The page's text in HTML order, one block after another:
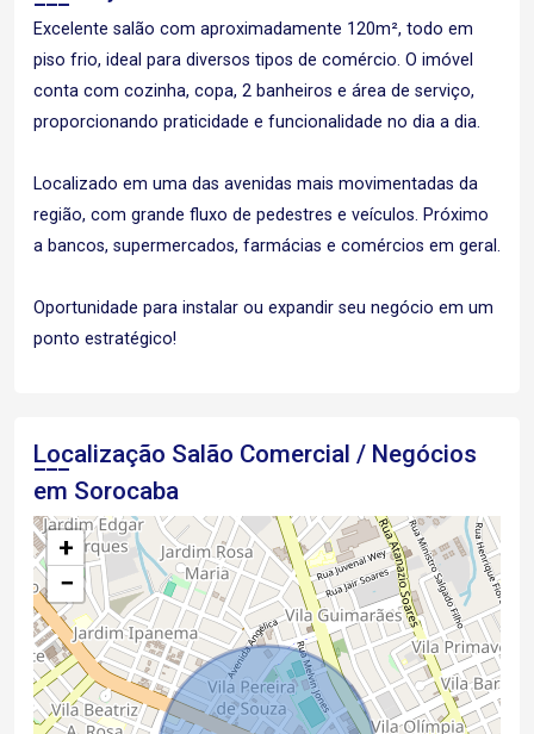
Excelente salão com aproximadamente 120m², todo em
piso frio, ideal para diversos tipos de comércio. O imóvel
conta com cozinha, copa, 2 banheiros e área de serviço,
proporcionando praticidade e funcionalidade no dia a dia.
Localizado em uma das avenidas mais movimentadas da
região, com grande fluxo de pedestres e veículos. Próximo
a bancos, supermercados, farmácias e comércios em geral.
Oportunidade para instalar ou expandir seu negócio em um
ponto estratégico!
Localização Salão Comercial / Negócios
em Sorocaba
+
−